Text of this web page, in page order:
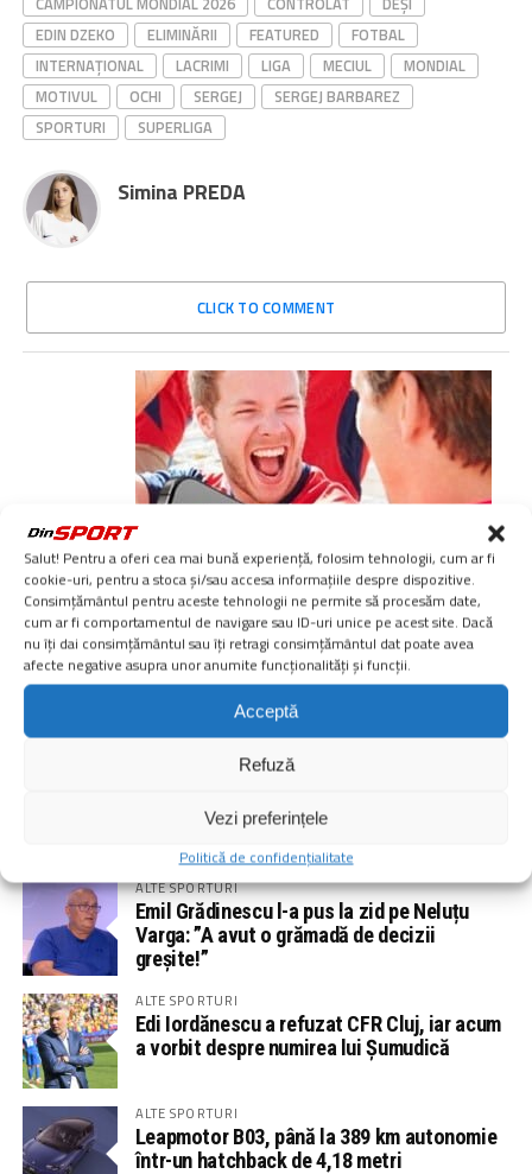
Salut! Pentru a oferi cea mai bună experiență, folosim tehnologii, cum ar fi
cookie-uri, pentru a stoca și/sau accesa informațiile despre dispozitive.
Consimțământul pentru aceste tehnologii ne permite să procesăm date,
cum ar fi comportamentul de navigare sau ID-uri unice pe acest site. Dacă
nu îți dai consimțământul sau îți retragi consimțământul dat poate avea
afecte negative asupra unor anumite funcționalități și funcții.
Acceptă
Refuză
Vezi preferințele
Politică de confidențialitate
EDIN DZEKO
ELIMINĂRII FEATURED
FOTBAL
INTERNAȚIONAL
LACRIMI LIGA MECIUL
MONDIAL
MOTIVUL
OCHI SERGEJ
SERGEJ BARBAREZ
SPORTURI
SUPERLIGA
Simina PREDA
CLICK TO COMMENT
PUBLICITATE
ALTE SPORTURI
Emil Grădinescu l-a pus la zid pe Neluțu
Varga: ”A avut o grămadă de decizii
greșite!”
ALTE SPORTURI
Edi Iordănescu a refuzat CFR Cluj, iar acum
a vorbit despre numirea lui Șumudică
ALTE SPORTURI
Leapmotor B03, până la 389 km autonomie
într-un hatchback de 4,18 metri